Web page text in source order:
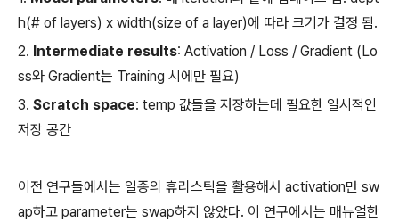
h(# of layers) x width(size of a layer)에 따라 크기가 결정 됨.
2. Intermediate results: Activation / Loss / Gradient (Lo
ss와 Gradient는 Training 시에만 필요)
3. Scratch space: temp 값들을 저장하는데 필요한 일시적인
저장 공간
이전 연구들에서는 일종의 휴리스틱을 활용해서 activation만 sw
ap하고 parameter는 swap하지 않았다. 이 연구에서는 매뉴얼한